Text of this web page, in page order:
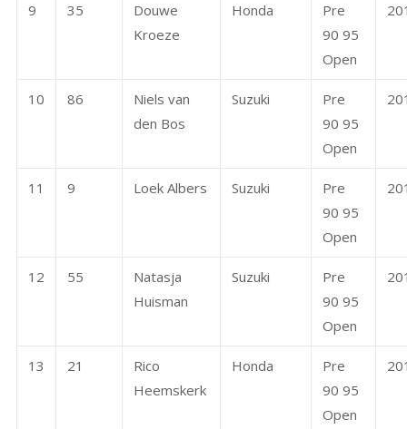
9 35
Douwe
Kroeze
Honda
Pre
90 95
Open
10 86
Niels van
den Bos
Suzuki
Pre
90 95
Open
11 9 Loek Albers Suzuki
Pre
90 95
Open
12 55
Natasja
Huisman
Suzuki
Pre
90 95
Open
13 21
Rico
Heemskerk
Honda
Pre
90 95
Open